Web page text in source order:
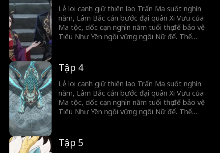
Lẻ loi canh giữ thiên lao Trấn Ma suốt nghìn
năm, Lâm Bắc cản bước đại quân Xi Vưu của
Ma tộc, dốc cạn nghìn năm tuổi thọ để bảo vệ
Tiêu Như Yên ngồi vững ngôi Nữ đế. Thế
quân, mà còn giáng hắn làm dân thường.
Tập 4
Lẻ loi canh giữ thiên lao Trấn Ma suốt nghìn
năm, Lâm Bắc cản bước đại quân Xi Vưu của
Ma tộc, dốc cạn nghìn năm tuổi thọ để bảo vệ
Tiêu Như Yên ngồi vững ngôi Nữ đế. Thế
quân, mà còn giáng hắn làm dân thường.
Tập 5